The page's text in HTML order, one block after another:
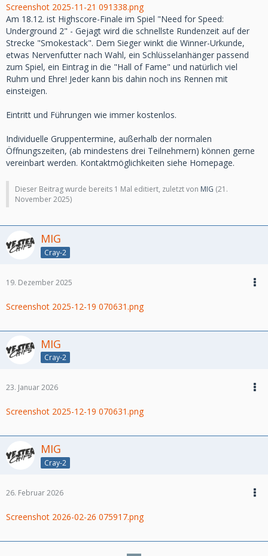
Screenshot 2025-11-21 091338.png
Am 18.12. ist Highscore-Finale im Spiel "Need for Speed:
Underground 2" - Gejagt wird die schnellste Rundenzeit auf der
Strecke "Smokestack". Dem Sieger winkt die Winner-Urkunde,
etwas Nervenfutter nach Wahl, ein Schlüsselanhänger passend
zum Spiel, ein Eintrag in die "Hall of Fame" und natürlich viel
Ruhm und Ehre! Jeder kann bis dahin noch ins Rennen mit
einsteigen.
Eintritt und Führungen wie immer kostenlos.
Individuelle Gruppentermine, außerhalb der normalen
Öffnungszeiten, (ab mindestens drei Teilnehmern) können gerne
vereinbart werden. Kontaktmöglichkeiten siehe Homepage.
Dieser Beitrag wurde bereits 1 Mal editiert, zuletzt von MIG (21.
November 2025)
MIG
Cray-2
19. Dezember 2025
Screenshot 2025-12-19 070631.png
MIG
Cray-2
23. Januar 2026
Screenshot 2025-12-19 070631.png
MIG
Cray-2
26. Februar 2026
Screenshot 2026-02-26 075917.png